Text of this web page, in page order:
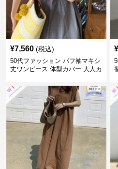
¥7,560 (税込)
50代ファッション パフ袖マキシ
丈ワンピース 体型カバー 大人カ
¥